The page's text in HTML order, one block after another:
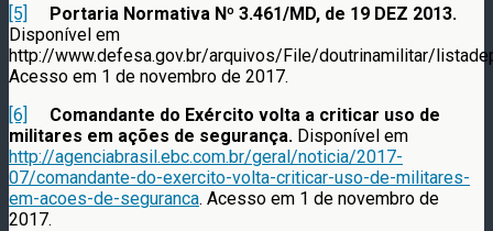
[5]
Portaria Normativa Nº 3.461/MD, de 19 DEZ 2013.
Disponível em
http://www.defesa.gov.br/arquivos/File/doutrinamilitar/
Acesso em 1 de novembro de 2017.
[6]
Comandante do Exército volta a criticar uso de
militares em ações de segurança. Disponível em
http://agenciabrasil.ebc.com.br/geral/noticia/2017-
07/comandante-do-exercito-volta-criticar-uso-de-militares-
em-acoes-de-seguranca. Acesso em 1 de novembro de
2017.